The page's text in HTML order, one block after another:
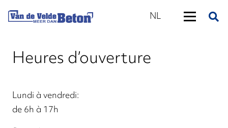
NL
Heures d’ouverture
Lundi à vendredi:
de 6h à 17h